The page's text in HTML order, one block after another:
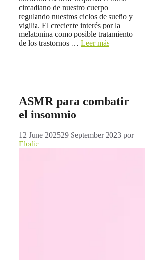
circadiano de nuestro cuerpo,
regulando nuestros ciclos de sueño y
vigilia. El creciente interés por la
melatonina como posible tratamiento
de los trastornos … Leer más
ASMR para combatir
el insomnio
12 June 202529 September 2023 por
Elodie